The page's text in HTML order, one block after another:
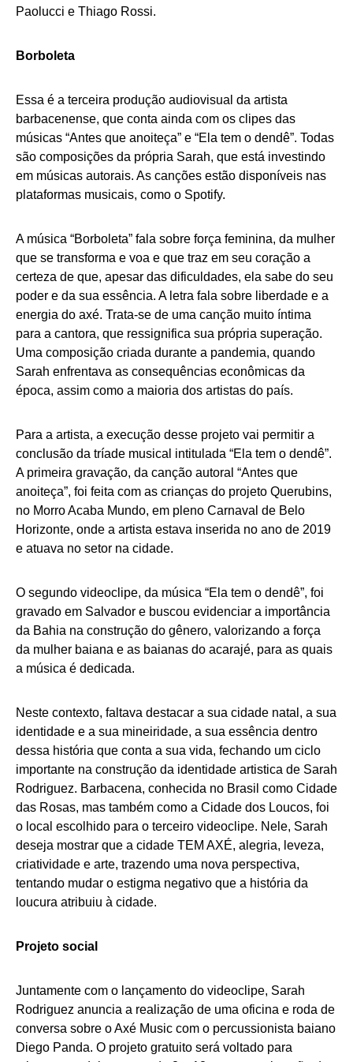
Paolucci e Thiago Rossi.
Borboleta
Essa é a terceira produção audiovisual da artista
barbacenense, que conta ainda com os clipes das
músicas “Antes que anoiteça” e “Ela tem o dendê”. Todas
são composições da própria Sarah, que está investindo
em músicas autorais. As canções estão disponíveis nas
plataformas musicais, como o Spotify.
A música “Borboleta” fala sobre força feminina, da mulher
que se transforma e voa e que traz em seu coração a
certeza de que, apesar das dificuldades, ela sabe do seu
poder e da sua essência. A letra fala sobre liberdade e a
energia do axé. Trata-se de uma canção muito íntima
para a cantora, que ressignifica sua própria superação.
Uma composição criada durante a pandemia, quando
Sarah enfrentava as consequências econômicas da
época, assim como a maioria dos artistas do país.
Para a artista, a execução desse projeto vai permitir a
conclusão da tríade musical intitulada “Ela tem o dendê”.
A primeira gravação, da canção autoral “Antes que
anoiteça”, foi feita com as crianças do projeto Querubins,
no Morro Acaba Mundo, em pleno Carnaval de Belo
Horizonte, onde a artista estava inserida no ano de 2019
e atuava no setor na cidade.
O segundo videoclipe, da música “Ela tem o dendê”, foi
gravado em Salvador e buscou evidenciar a importância
da Bahia na construção do gênero, valorizando a força
da mulher baiana e as baianas do acarajé, para as quais
a música é dedicada.
Neste contexto, faltava destacar a sua cidade natal, a sua
identidade e a sua mineiridade, a sua essência dentro
dessa história que conta a sua vida, fechando um ciclo
importante na construção da identidade artistica de Sarah
Rodriguez. Barbacena, conhecida no Brasil como Cidade
das Rosas, mas também como a Cidade dos Loucos, foi
o local escolhido para o terceiro videoclipe. Nele, Sarah
deseja mostrar que a cidade TEM AXÉ, alegria, leveza,
criatividade e arte, trazendo uma nova perspectiva,
tentando mudar o estigma negativo que a história da
loucura atribuiu à cidade.
Projeto social
Juntamente com o lançamento do videoclipe, Sarah
Rodriguez anuncia a realização de uma oficina e roda de
conversa sobre o Axé Music com o percussionista baiano
Diego Panda. O projeto gratuito será voltado para